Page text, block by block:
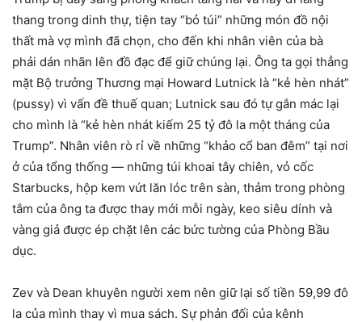
thang trong dinh thự, tiện tay “bỏ túi” những món đồ nội
thất mà vợ mình đã chọn, cho đến khi nhân viên của bà
phải dán nhãn lên đồ đạc để giữ chúng lại. Ông ta gọi thẳng
mặt Bộ trưởng Thương mại Howard Lutnick là “kẻ hèn nhát”
(pussy) vì vấn đề thuế quan; Lutnick sau đó tự gắn mác lại
cho mình là “kẻ hèn nhát kiếm 25 tỷ đô la một tháng của
Trump”. Nhân viên rò rỉ về những “khảo cổ ban đêm” tại nơi
ở của tổng thống — những túi khoai tây chiên, vỏ cốc
Starbucks, hộp kem vứt lăn lóc trên sàn, thảm trong phòng
tắm của ông ta được thay mới mỗi ngày, keo siêu dính và
vàng giả được ép chặt lên các bức tường của Phòng Bầu
dục.
Zev và Dean khuyên người xem nên giữ lại số tiền 59,99 đô
la của mình thay vì mua sách. Sự phản đối của kênh